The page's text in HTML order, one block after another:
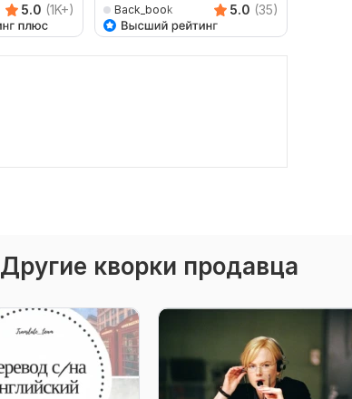
5.0 (1K+) Back_book 5.0 (35)
Другие кворки продавца